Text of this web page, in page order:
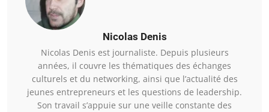
Nicolas Denis
Nicolas Denis est journaliste. Depuis plusieurs
années, il couvre les thématiques des échanges
culturels et du networking, ainsi que l’actualité des
jeunes entrepreneurs et les questions de leadership.
Son travail s’appuie sur une veille constante des